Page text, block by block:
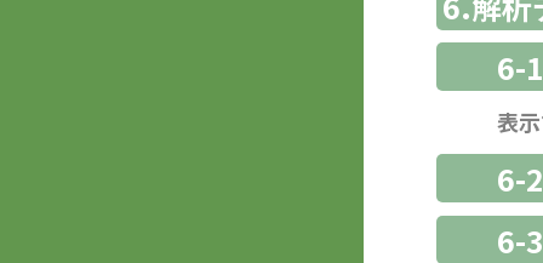
6-
表
6-
6-